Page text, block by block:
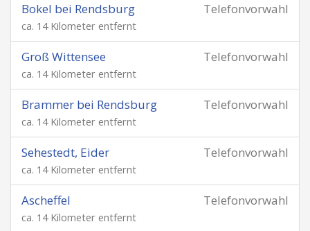
Telefonvorwahl
Bokel bei Rendsburg
ca. 14 Kilometer entfernt
Telefonvorwahl
Groß Wittensee
ca. 14 Kilometer entfernt
Telefonvorwahl
Brammer bei Rendsburg
ca. 14 Kilometer entfernt
Telefonvorwahl
Sehestedt, Eider
ca. 14 Kilometer entfernt
Telefonvorwahl
Ascheffel
ca. 14 Kilometer entfernt